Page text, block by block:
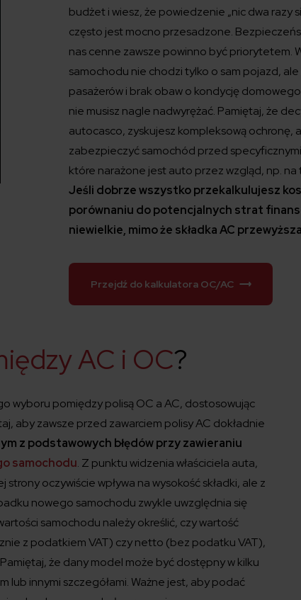
budżet i wiesz, że powiedzenie „nic dwa razy
często jest mocno przesadzone.
nas cenne zawsze powinno być priorytetem.
samochodu nie chodzi tylko o sam pojazd,
pasażerów i brak obaw o kondycję
nie musisz nagle nadwyrężać. Pamiętaj, że
autocasco, zyskujesz kompleksową ochronę,
zabezpieczyć samochód przed
które narażone jest auto przez wzgląd, np. na
Jeśli dobrze wszystko przekalkulujesz
porównaniu do potencjalnych strat
niewielkie, mimo że składka AC
Przejdź do kalkulatora OC/AC
AC i OC?
wyboru pomiędzy polisą OC a AC, dostosowując
aby zawsze przed zawarciem polisy AC dokładnie
z podstawowych błędów przy zawieraniu
samochodu. Z punktu widzenia właściciela auta,
oczywiście wpływa na wysokość składki, ale z
nowego samochodu zwykle uwzględnia się
samochodu należy określić, czy wartość
z podatkiem VAT) czy netto (bez podatku VAT),
że dany model może być dostępny w kilku
lub innymi szczegółami. Ważne jest, aby podać